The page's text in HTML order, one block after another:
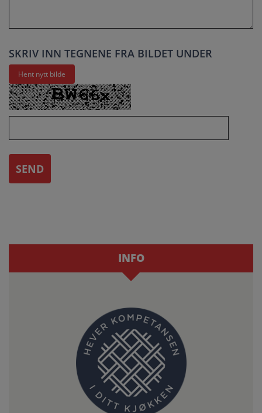
SKRIV INN TEGNENE FRA BILDET UNDER
SEND
INFO